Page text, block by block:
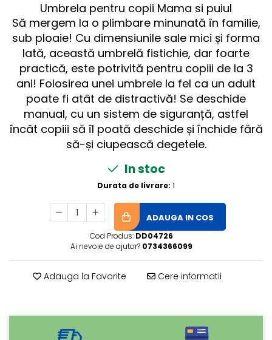
Umbrela pentru copii Mama si puiul
Să mergem la o plimbare minunată în familie,
sub ploaie! Cu dimensiunile sale mici și forma
lată, această umbrelă fistichie, dar foarte
practică, este potrivită pentru copiii de la 3
ani! Folosirea unei umbrele la fel ca un adult
poate fi atât de distractivă! Se deschide
manual, cu un sistem de siguranță, astfel
încât copiii să îl poată deschide și închide fără
să-și ciupească degetele.
In stoc
Durata de livrare: 1
ADAUGA IN COS
Cod Produs: DD04726
Ai nevoie de ajutor? 0734366099
Adauga la Favorite Cere informatii